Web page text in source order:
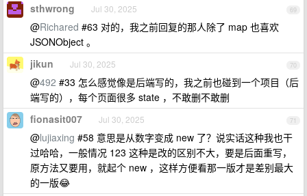
69
sthwrong Jul 30, 2025
@Richared #63 对的，我之前回复的那人除了 map 也喜欢
JSONObject 。
70
jikun Jul 30, 2025
@492 #33 怎么感觉像是后端写的，我之前也碰到一个项目（后
端写的），每个页面很多 state ，不敢删不敢删
71
fionasit007 Jul 30, 2025
@lujiaxing #58 意思是从数字变成 new 了？说实话这种我也干
过哈哈，一般情况 123 这种是改的区别不大，要是后面重写，
原方法又要用，就起个 new ，这样方便看那一版才是差别最大
的一版😂